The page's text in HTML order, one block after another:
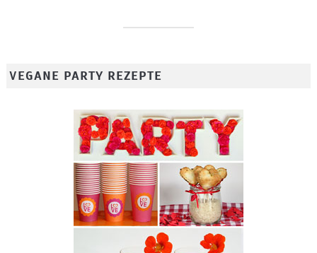
VEGANE PARTY REZEPTE